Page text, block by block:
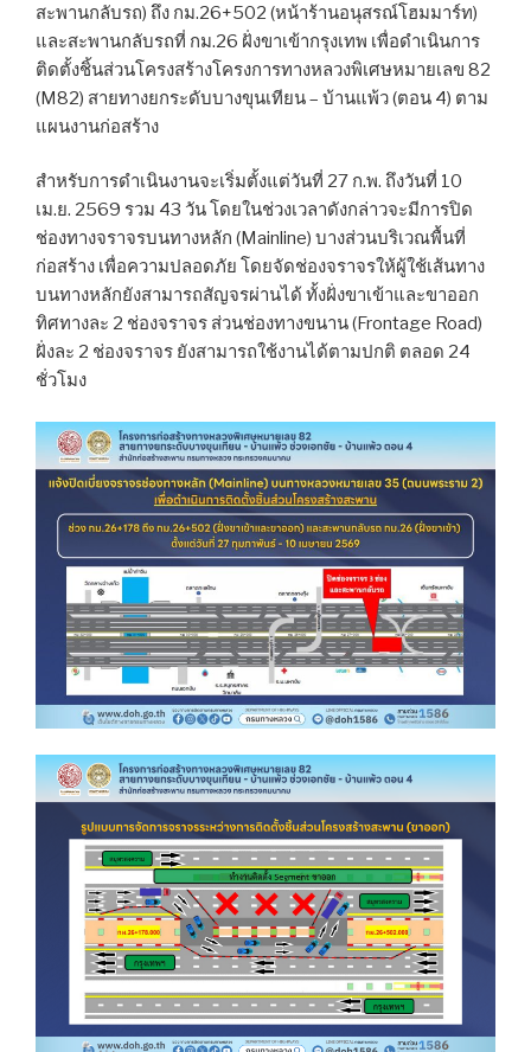
สะพานกลับรถ) ถึง กม.26+502 (หน้าร้านอนุสรณ์โฮมมาร์ท)
และสะพานกลับรถที่ กม.26 ฝั่งขาเข้ากรุงเทพ เพื่อดำเนินการ
ติดตั้งชิ้นส่วนโครงสร้างโครงการทางหลวงพิเศษหมายเลข 82
(M82) สายทางยกระดับบางขุนเทียน – บ้านแพ้ว (ตอน 4) ตาม
แผนงานก่อสร้าง
สำหรับการดำเนินงานจะเริ่มตั้งแต่วันที่ 27 ก.พ. ถึงวันที่ 10
เม.ย. 2569 รวม 43 วัน โดยในช่วงเวลาดังกล่าวจะมีการปิด
ช่องทางจราจรบนทางหลัก (Mainline) บางส่วนบริเวณพื้นที่
ก่อสร้าง เพื่อความปลอดภัย โดยจัดช่องจราจรให้ผู้ใช้เส้นทาง
บนทางหลักยังสามารถสัญจรผ่านได้ ทั้งฝั่งขาเข้าและขาออก
ทิศทางละ 2 ช่องจราจร ส่วนช่องทางขนาน (Frontage Road)
ฝั่งละ 2 ช่องจราจร ยังสามารถใช้งานได้ตามปกติ ตลอด 24
ชั่วโมง